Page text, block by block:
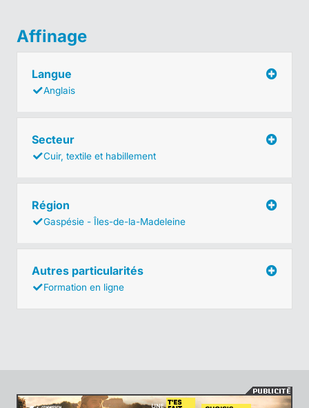
Affinage
Langue
Anglais
Secteur
Cuir, textile et habillement
Région
Gaspésie - Îles-de-la-Madeleine
Autres particularités
Formation en ligne